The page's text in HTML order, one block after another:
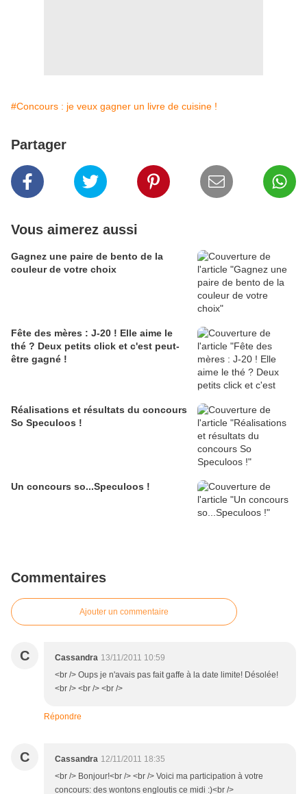
#Concours : je veux gagner un livre de cuisine !
Partager
Vous aimerez aussi
Gagnez une paire de bento de la
couleur de votre choix
Fête des mères : J-20 ! Elle aime le
thé ? Deux petits click et c'est peut-
être gagné !
Réalisations et résultats du concours
So Speculoos !
Un concours so...Speculoos !
Commentaires
Ajouter un commentaire
C Cassandra 13/11/2011 10:59
<br /> Oups je n'avais pas fait gaffe à la date limite! Désolée!
<br /> <br /> <br />
Répondre
C Cassandra 12/11/2011 18:35
<br /> Bonjour!<br /> <br /> Voici ma participation à votre
concours: des wontons engloutis ce midi :)<br />